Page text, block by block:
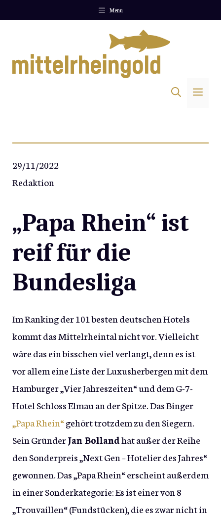
Menu
29/11/2022
Redaktion
„Papa Rhein“ ist
reif für die
Bundesliga
Im Ranking der 101 besten deutschen Hotels
kommt das Mittelrheintal nicht vor. Vielleicht
wäre das ein bisschen viel verlangt, denn es ist
vor allem eine Liste der Luxusherbergen mit dem
Hamburger „Vier Jahreszeiten“ und dem G-7-
Hotel Schloss Elmau an der Spitze. Das Binger
„Papa Rhein“gehört trotzdem zu den Siegern.
Sein GründerJan Bollandhat außer der Reihe
den Sonderpreis „Next Gen – Hotelier des Jahres“
gewonnen. Das „Papa Rhein“ erscheint außerdem
in einer Sonderkategorie: Es ist einer von 8
„Trouvaillen“ (Fundstücken), die es zwar nicht in